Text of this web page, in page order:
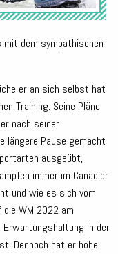
mit dem sympathischen
er an sich selbst hat
Training. Seine Pläne
nach seiner
längere Pause gemacht
ausgeübt,
immer im Canadier
und wie es sich vom
WM 2022 am
in der
Dennoch hat er hohe